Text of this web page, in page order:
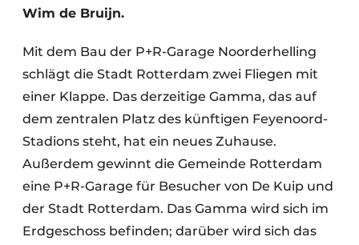
Wim de Bruijn.
Mit dem Bau der P+R-Garage Noorderhelling
schlägt die Stadt Rotterdam zwei Fliegen mit
einer Klappe. Das derzeitige Gamma, das auf
dem zentralen Platz des künftigen Feyenoord-
Stadions steht, hat ein neues Zuhause.
Außerdem gewinnt die Gemeinde Rotterdam
eine P+R-Garage für Besucher von De Kuip und
der Stadt Rotterdam. Das Gamma wird sich im
Erdgeschoss befinden; darüber wird sich das